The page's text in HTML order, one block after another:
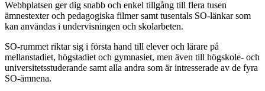
Webbplatsen ger dig snabb och enkel tillgång till flera tusen
ämnestexter och pedagogiska filmer samt tusentals SO-länkar som
kan användas i undervisningen och skolarbeten.
SO-rummet riktar sig i första hand till elever och lärare på
mellanstadiet, högstadiet och gymnasiet, men även till högskole- och
universitetsstuderande samt alla andra som är intresserade av de fyra
SO-ämnena.